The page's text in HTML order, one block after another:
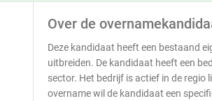
Over de
Deze kandidaat heeft een bestaand
uitbreiden. De kandidaat heeft een
sector. Het bedrijf is actief in de regio
overname wil de kandidaat een